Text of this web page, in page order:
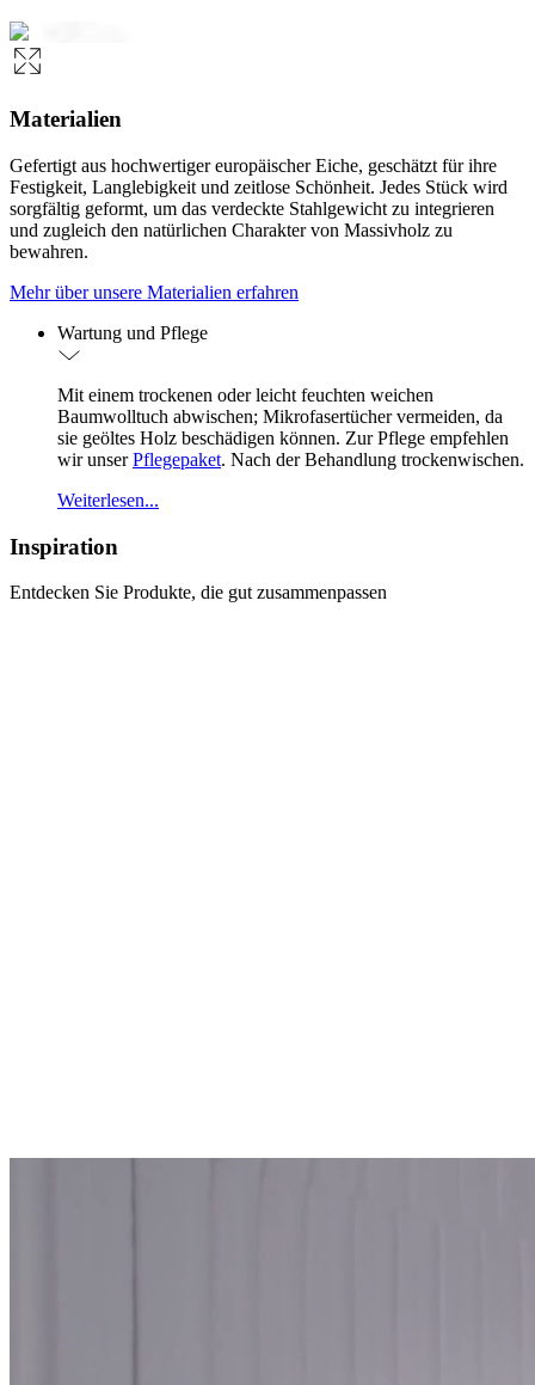
Materialien
Gefertigt aus hochwertiger europäischer Eiche, geschätzt für ihre
Festigkeit, Langlebigkeit und zeitlose Schönheit. Jedes Stück wird
sorgfältig geformt, um das verdeckte Stahlgewicht zu integrieren
und zugleich den natürlichen Charakter von Massivholz zu
bewahren.
Mehr über unsere Materialien erfahren
Wartung und Pflege
Mit einem trockenen oder leicht feuchten weichen
Baumwolltuch abwischen; Mikrofasertücher vermeiden, da
sie geöltes Holz beschädigen können. Zur Pflege empfehlen
wir unserPflegepaket. Nach der Behandlung trockenwischen.
Weiterlesen...
Inspiration
Entdecken Sie Produkte, die gut zusammenpassen